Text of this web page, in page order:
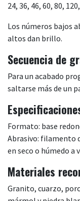
24, 36, 46, 60, 80,
Los números bajos
altos dan brillo.
Secuencia de
Para un acabado
saltarse más de un
Formato: base
Abrasivo: filamento
en seco o húmedo a
Materiales
Granito, cuarzo,